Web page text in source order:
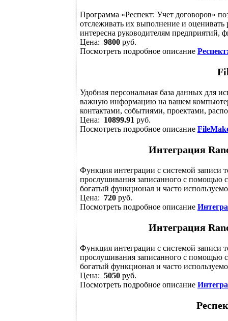
Программа «Респект: Учет договоров»
отслеживать их выполнение и
интересна руководителям предприятий,
Цена: 9800 руб.
Посмотреть подробное описание
Удобная персональная база данных для
важную информацию на вашем
контактами, событиями, проектами,
Цена: 10899.91 руб.
Посмотреть подробное описание
Интеграция
Функция интеграции с системой записи
прослушивания записанного с помощью
богатый функционал и часто
Цена: 720 руб.
Посмотреть подробное описание
Интеграция
Функция интеграции с системой записи
прослушивания записанного с помощью
богатый функционал и часто
Цена: 5050 руб.
Посмотреть подробное описание